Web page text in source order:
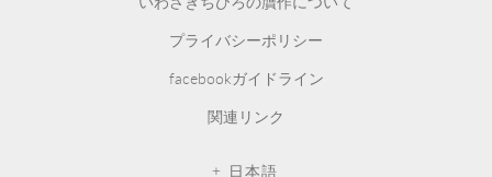
プライバシーポリシー
facebookガイドライン
関連リンク
日本語